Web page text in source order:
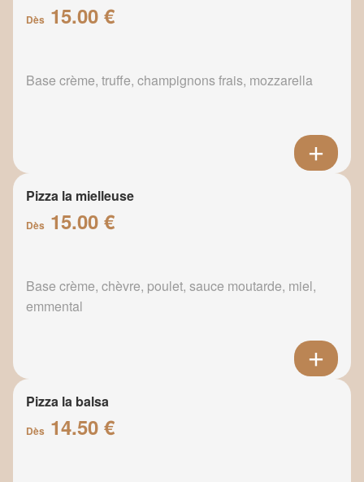
Dès 15.00 €
Base crème, truffe, champignons frais, mozzarella
Pizza la mielleuse
Dès 15.00 €
Base crème, chèvre, poulet, sauce moutarde, miel,
emmental
Pizza la balsa
Dès 14.50 €